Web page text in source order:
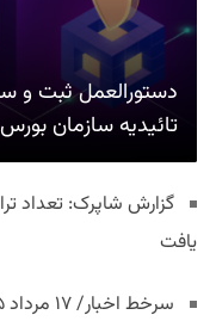
دستورالعمل ثبت و
تائیدیه سازمان
یافت
سرخط اخبار/ ۱۷ مرداد ۱۴۰۵